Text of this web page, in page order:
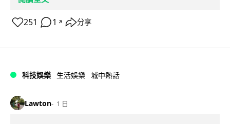
251 1 ↗ 分享
科技娛樂 生活娛樂 城中熱話
Lawton 1 日